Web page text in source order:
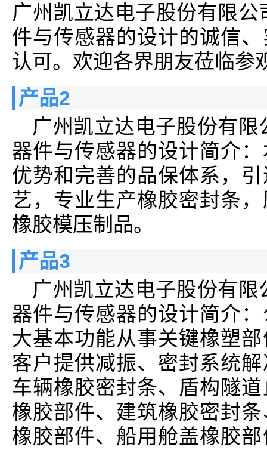
广州凯立达电子股份有限
件与传感器的设计的诚信
认可。欢迎各界朋友莅临参
产品2
广州凯立达电子股份有
器件与传感器的设计简介
优势和完善的品保体系，
艺，专业生产橡胶密封条
橡胶模压制品。
产品3
广州凯立达电子股份有
器件与传感器的设计简介
大基本功能从事关键橡塑
客户提供减振、密封系统
车辆橡胶密封条、盾构隧
橡胶部件、建筑橡胶密封
橡胶部件、船用舱盖橡胶